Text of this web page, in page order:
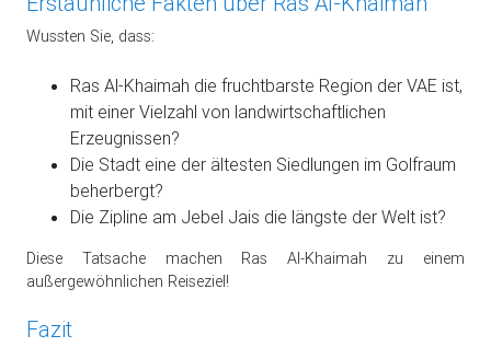
Wussten Sie, dass:
Ras Al-Khaimah die fruchtbarste Region der VAE ist,
mit einer Vielzahl von landwirtschaftlichen
Erzeugnissen?
Die Stadt eine der ältesten Siedlungen im Golfraum
beherbergt?
Die Zipline am Jebel Jais die längste der Welt ist?
Diese Tatsache machen Ras Al-Khaimah zu einem
außergewöhnlichen Reiseziel!
Fazit